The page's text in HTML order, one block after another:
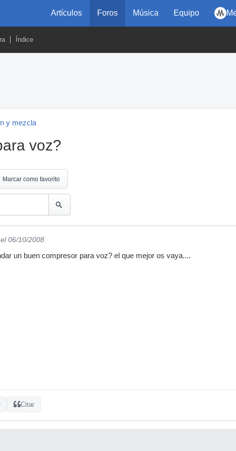
Artículos Foros Música Equipo
Índice
y mezcla
voz?
Marcar como favorito
el 06/10/2008
un buen compresor para voz? el que mejor os vaya....
Citar